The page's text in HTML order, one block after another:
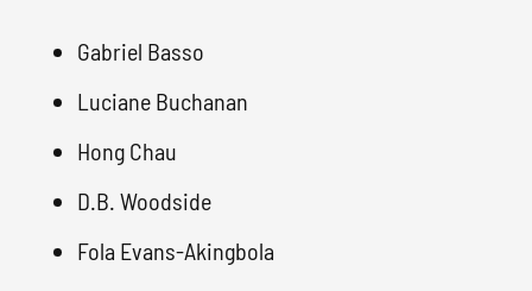
Gabriel Basso
Luciane Buchanan
Hong Chau
D.B. Woodside
Fola Evans-Akingbola